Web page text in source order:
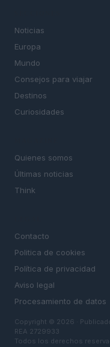
Noticias
Europa
Mundo
Consejos para viajar
Destinos
Curiosidades
Quienes somos
Últimas noticias
Think
Contacto
Politica de cookies
Política de privacidad
Aviso legal
Procesamiento de datos
Copyright © 2026 ·
REA 2729933
Todos los derechos